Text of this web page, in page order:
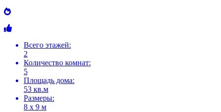
Всего этажей:
2
Количество комнат:
5
Площадь дома:
53 кв.м
Размеры:
8 х 9 м